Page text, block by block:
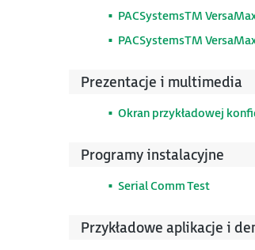
PACSystemsTM
PACSystemsTM
Prezentacje i multimedia
Okran przykładowej
Programy instalacyjne
Serial Comm Test
Przykładowe aplikacje i